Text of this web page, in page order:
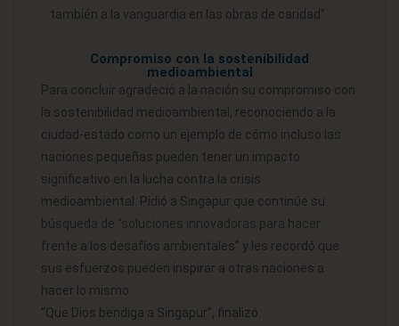
también a la vanguardia en las obras de caridad”.
Compromiso con la sostenibilidad
medioambiental
Para concluir agradeció a la nación su compromiso con
la sostenibilidad medioambiental, reconociendo a la
ciudad-estado como un ejemplo de cómo incluso las
naciones pequeñas pueden tener un impacto
significativo en la lucha contra la crisis
medioambiental. Pidió a Singapur que continúe su
búsqueda de “soluciones innovadoras para hacer
frente a los desafíos ambientales” y les recordó que
sus esfuerzos pueden inspirar a otras naciones a
hacer lo mismo.
“Que Dios bendiga a Singapur”, finalizó.